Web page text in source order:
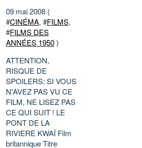
09 mai 2008 (
#CINÉMA, #FILMS,
#FILMS DES
ANNÉES 1950)
ATTENTION,
RISQUE DE
SPOILERS: SI VOUS
N'AVEZ PAS VU CE
FILM, NE LISEZ PAS
CE QUI SUIT ! LE
PONT DE LA
RIVIERE KWAÏ Film
britannique Titre